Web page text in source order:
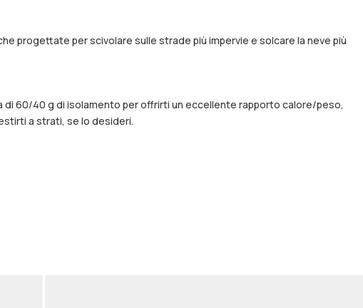
progettate per scivolare sulle strade più impervie e solcare la neve più
60/40 g di isolamento per offrirti un eccellente rapporto calore/peso,
a strati, se lo desideri.